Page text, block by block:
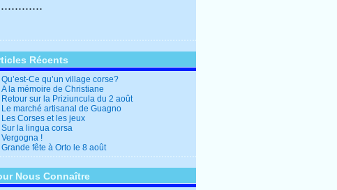
Récents
Qu’est-Ce qu’un village corse?
A la mémoire de Christiane
Retour sur la Priziuncula du 2 août
Le marché artisanal de Guagno
Les Corses et les jeux
Sur la lingua corsa
Vergogna !
Grande fête à Orto le 8 août
Nous Connaître